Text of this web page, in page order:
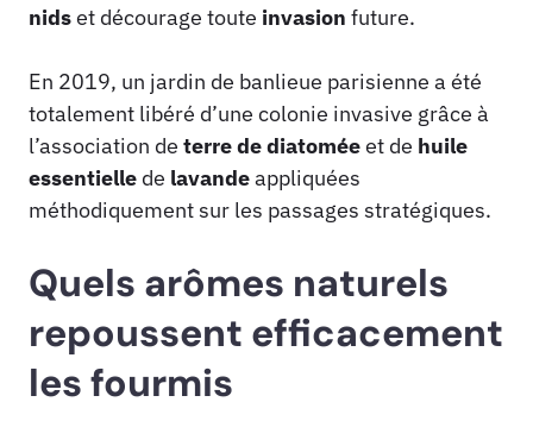
nidset décourage toute invasion future.
En 2019, un jardin de banlieue parisienne a été
totalement libéré d’une colonie invasive grâce à
l’association de terre de diatoméeet de huile
essentielle de lavandeappliquées
méthodiquement sur les passages stratégiques.
Quels arômes naturels
repoussent efficacement
les fourmis